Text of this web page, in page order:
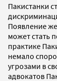
Пакистанки
Появление
может стать
практике
немало
угрозами в
адвокатов